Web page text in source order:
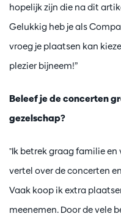
hopelijk zijn die na dit
Gelukkig heb je als
vroeg je plaatsen kan
plezier bijneem!”
Beleef je de concerten
gezelschap?
"Ik betrek graag familie
vertel over de concerten
Vaak koop ik extra
meenemen. Door de vele